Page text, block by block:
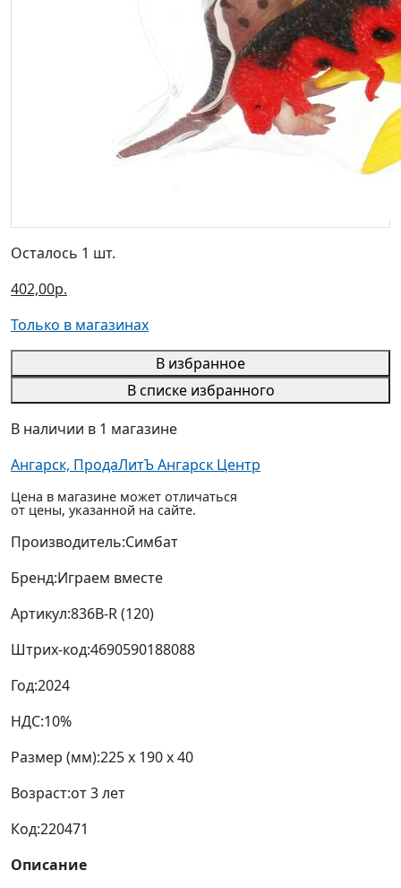
Осталось 1 шт.
402,00р.
Только в магазинах
В избранное
В списке избранного
В наличии в 1 магазине
Ангарск, ПродаЛитЪ Ангарск Центр
Цена в магазине может отличаться
от цены, указанной на сайте.
Производитель:Симбат
Бренд:Играем вместе
Артикул:836B-R (120)
Штрих-код:4690590188088
Год:2024
НДС:10%
Размер (мм):225 x 190 x 40
Возраст:от 3 лет
Код:220471
Описание